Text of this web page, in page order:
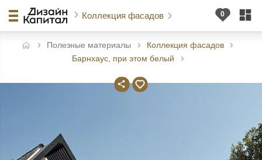
Коллекция фасадов
Полезные материалы
Коллекция фасадов
Барнхаус, при этом белый